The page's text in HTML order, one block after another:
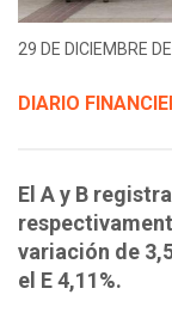
29 DE DICIEMBRE
DIARIO
El A y B
variación de
el E 4,11%.